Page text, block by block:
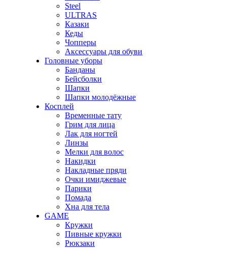
Steel
ULTRAS
Казаки
Кеды
Чопперы
Аксессуары для обуви
Головные уборы
Банданы
Бейсболки
Шапки
Шапки молодёжные
Косплей
Временные тату
Грим для лица
Лак для ногтей
Линзы
Мелки для волос
Накидки
Накладные пряди
Очки имиджевые
Парики
Помада
Хна для тела
GAME
Кружки
Пивные кружки
Рюкзаки